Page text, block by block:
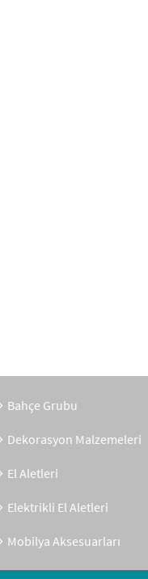
Bahçe Grubu
Dekorasyon Malzemeleri
El Aletleri
Elektrikli El Aletleri
Mobilya Aksesuarları